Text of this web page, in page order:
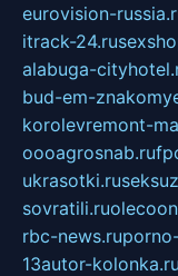
eurovision-
itrack-24.ru
alabuga-
bud-em-
korolevremont-
oooagrosnab.ru
ukrasotki.ru
sovratili.ru
rbc-news.ru
13autor-kolonka.ru